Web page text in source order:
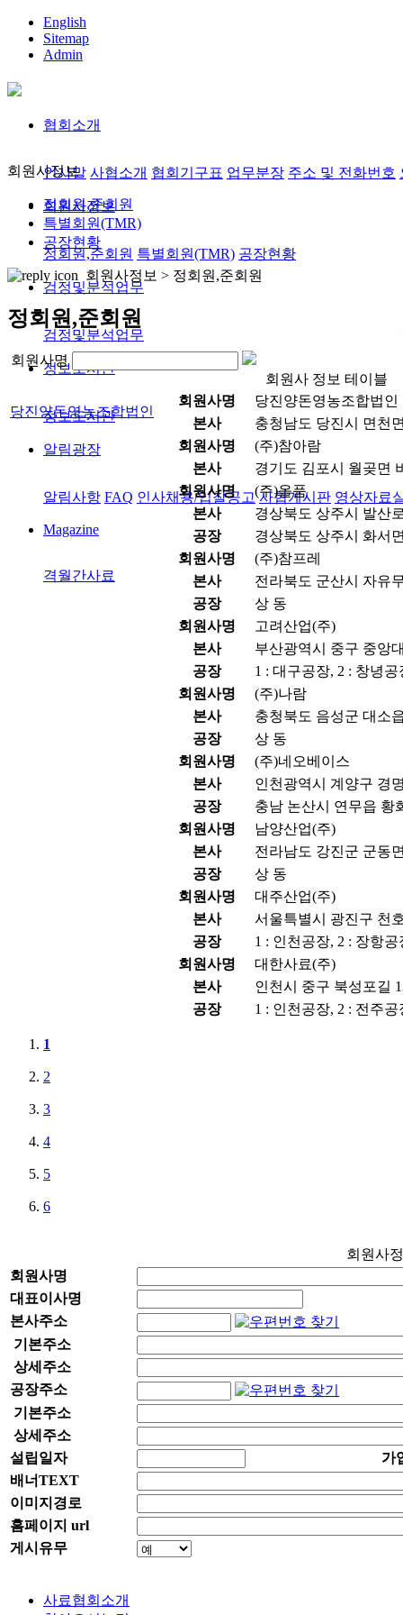
English
Sitemap
Admin
협회소개
인사말 사협소개 협회기구표 업무분장 주소 및 전화번호
회원사정보
정회원,준회원 특별회원(TMR) 공장현황
검정및분석업무
검정및분석업무
정보도서관
정보도서관
알림광장
알림사항 FAQ 인사채용/입찰공고 사협게시판 영상자료
Magazine
격월간사료
회원사정보
정회원,준회원
특별회원(TMR)
공장현황
회원사정보 > 정회원,준회원
정회원,준회원
회원사명
회원사 정보 테이블
당진양돈영농조합법인
회원사명
당진양돈영농조합법인
본사
충청남도 당진시 면천
회원사명
(주)참아람
본사
경기도 김포시 월곶면
회원사명
(주)올품
본사
경상북도 상주시 발산
공장
경상북도 상주시 화서
회원사명
(주)참프레
본사
전라북도 군산시 자유
공장
상 동
회원사명
고려산업(주)
본사
부산광역시 중구 중앙
공장
1 : 대구공장, 2 : 창녕공
회원사명
(주)나람
본사
충청북도 음성군 대소
공장
상 동
회원사명
(주)네오베이스
본사
인천광역시 계양구 경
공장
충남 논산시 연무읍 황
회원사명
남양산업(주)
본사
전라남도 강진군 군동
공장
상 동
회원사명
대주산업(주)
본사
서울특별시 광진구 천
공장
1 : 인천공장, 2 : 장항공
회원사명
대한사료(주)
본사
인천시 중구 북성포길
공장
1 : 인천공장, 2 : 전주
1
2
3
4
5
6
회원사
회원사명
대표이사명
본사주소
기본주소
상세주소
공장주소
기본주소
상세주소
설립일자
가
배너TEXT
이미지경로
홈페이지 url
게시유무
사료협회소개